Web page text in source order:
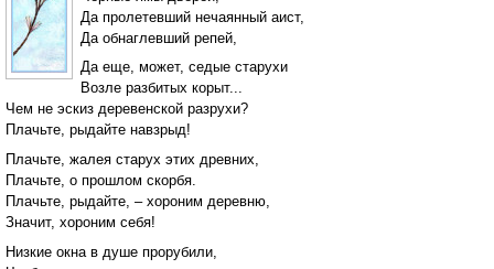
Да пролетевший нечаянный аист,
Да обнаглевший репей,
Да еще, может, седые старухи
Возле разбитых корыт...
Чем не эскиз деревенской разрухи?
Плачьте, рыдайте навзрыд!
Плачьте, жалея старух этих древних,
Плачьте, о прошлом скорбя.
Плачьте, рыдайте, – хороним деревню,
Значит, хороним себя!
Низкие окна в душе прорубили,